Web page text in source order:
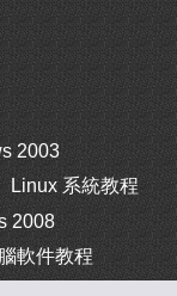
2003
Linux 系統教程
2008
軟件教程